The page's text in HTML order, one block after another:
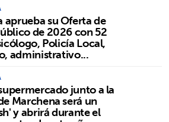
aprueba su Oferta de
de 2026 con 52
Policía Local,
administrativo...
junto a la
Marchena será un
y abrirá durante el